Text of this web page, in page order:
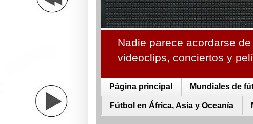
Nadie parece acordarse
videoclips, conciertos y
Página principal Mundiales de
Fútbol en África, Asia y Oceanía